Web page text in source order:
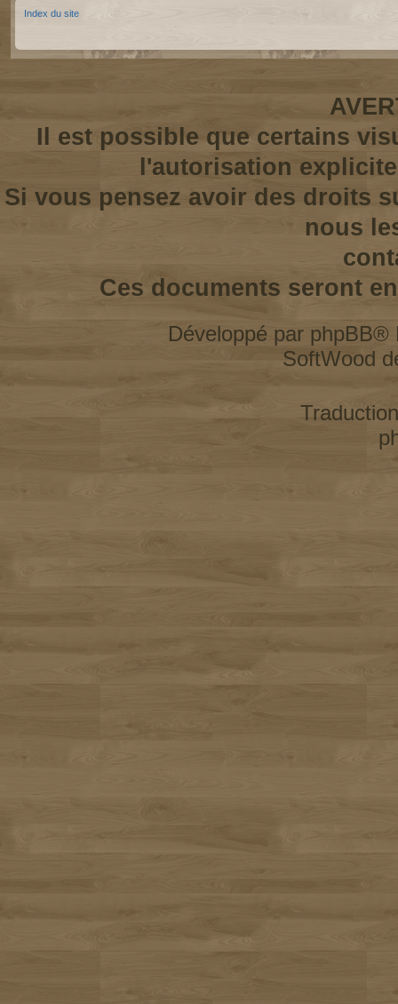
Index du site
Il est possible que certains
l'autorisation
Si vous pensez avoir des droits
nous
Ces documents seront
Développé par phpBB®
SoftWood